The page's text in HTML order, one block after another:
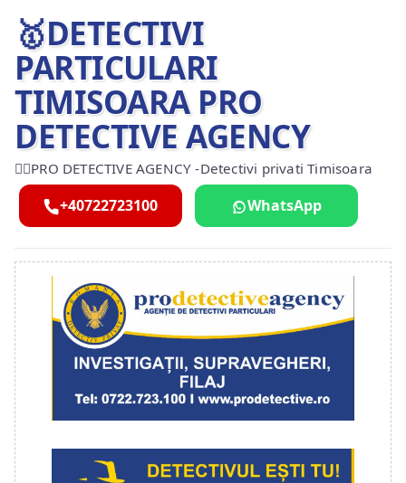
🥇DETECTIVI
PARTICULARI
TIMISOARA PRO
DETECTIVE AGENCY
🕵️‍♂️PRO DETECTIVE AGENCY -Detectivi privati Timisoara
+40722723100 WhatsApp